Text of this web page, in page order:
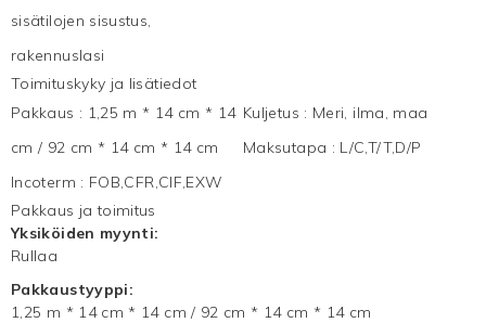
sisätilojen sisustus,
rakennuslasi
Toimituskyky ja lisätiedot
Pakkaus : 1,25 m * 14 cm * 14
cm / 92 cm * 14 cm * 14 cm
Kuljetus : Meri, ilma, maa
Maksutapa : L/C,T/T,D/P
Incoterm : FOB,CFR,CIF,EXW
Pakkaus ja toimitus
Yksiköiden myynti:
Rullaa
Pakkaustyyppi:
1,25 m * 14 cm * 14 cm / 92 cm * 14 cm * 14 cm